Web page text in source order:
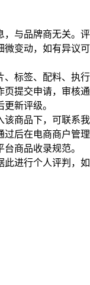
与品牌商无关。评
微变动，如有异议可
、标签、配料、执行
页提交申请，审核通
新评级。
该商品下，可联系我
过后在电商商户管理
商品收录规范。
此进行个人评判，如